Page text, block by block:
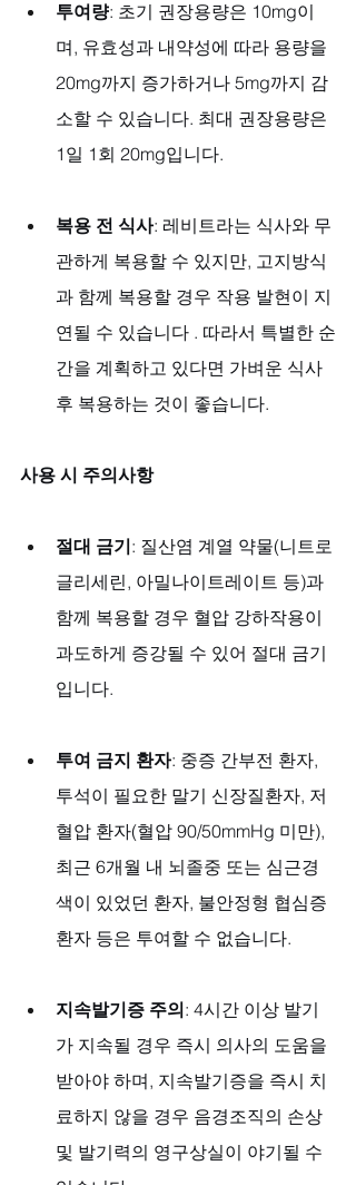
투여량: 초기 권장용량은 10mg이
며, 유효성과 내약성에 따라 용량을
20mg까지 증가하거나 5mg까지 감
소할 수 있습니다. 최대 권장용량은
1일 1회 20mg입니다.
복용 전 식사: 레비트라는 식사와 무
관하게 복용할 수 있지만, 고지방식
과 함께 복용할 경우 작용 발현이 지
연될 수 있습니다 . 따라서 특별한 순
간을 계획하고 있다면 가벼운 식사
후 복용하는 것이 좋습니다.
사용 시 주의사항
절대 금기: 질산염 계열 약물(니트로
글리세린, 아밀나이트레이트 등)과
함께 복용할 경우 혈압 강하작용이
과도하게 증강될 수 있어 절대 금기
입니다.
투여 금지 환자: 중증 간부전 환자,
투석이 필요한 말기 신장질환자, 저
혈압 환자(혈압 90/50mmHg 미만),
최근 6개월 내 뇌졸중 또는 심근경
색이 있었던 환자, 불안정형 협심증
환자 등은 투여할 수 없습니다.
지속발기증 주의: 4시간 이상 발기
가 지속될 경우 즉시 의사의 도움을
받아야 하며, 지속발기증을 즉시 치
료하지 않을 경우 음경조직의 손상
및 발기력의 영구상실이 야기될 수